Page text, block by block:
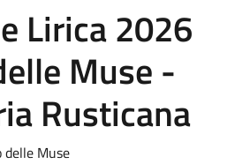
Lirica 2026
Muse -
Rusticana
delle Muse